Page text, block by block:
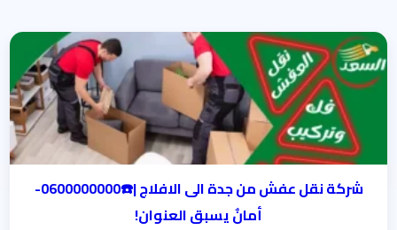
شركة نقل عفش من جدة الى الافلاج |☎️0600000000-
أمانٌ يسبق العنوان!